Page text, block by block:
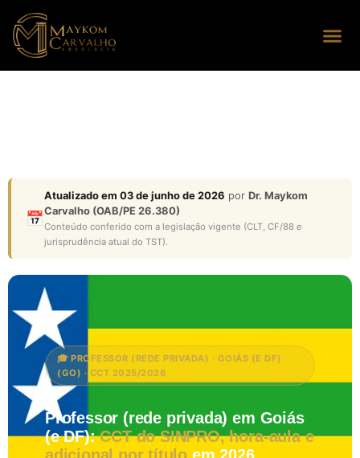
📅
Atualizado em 03 de junho de 2026 por Dr. Maykom
Carvalho (OAB/PE 26.380)
Conteúdo conferido com a legislação vigente (CLT, CF/88 e
jurisprudência atual do TST).
🎓 PROFESSOR (REDE PRIVADA) · GOIÁS (E DF)
(GO) · CCT 2025/2026
Professor (rede privada) em Goiás
(e DF):CCT do SINPRO, hora-aula e
adicional por título em 2026.